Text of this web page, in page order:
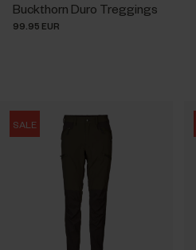
Buckthorn Duro Treggings
99.95 EUR
SALE